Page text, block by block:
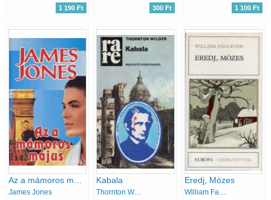
1 190 Ft 300 Ft 1 100 Ft
Az a mámoros május
James Jones
Kabala
Thornton Wilder
Eredj, Mózes
William Faulkner